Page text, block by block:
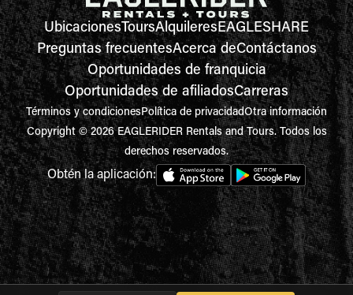
UbicacionesToursAlquileresEAGLESHARE
Preguntas frecuentesAcerca deContáctanos
Oportunidades de franquicia
Oportunidades de afiliadosCarreras
Términos y condicionesPolítica de privacidadOtra información
Copyright © 2026 EAGLERIDER Rentals and Tours. Todos los
derechos reservados.
Obtén la aplicación: